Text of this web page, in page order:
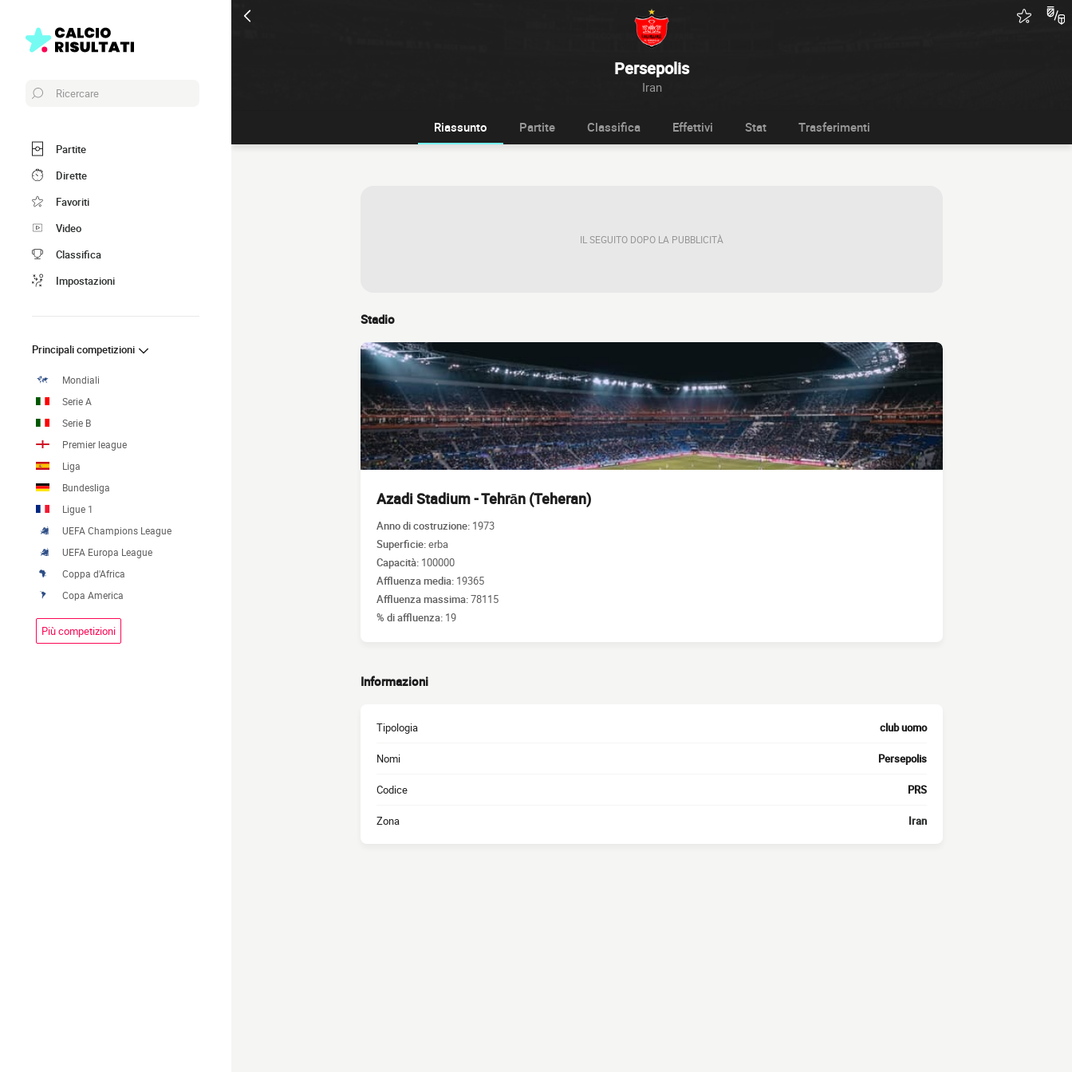
Persepolis
Iran
Ricercare
Partite
Dirette
Favoriti
Video
Classifica
Impostazioni
Principali competizioni
Mondiali
Serie A
Serie B
Premier league
Liga
Bundesliga
Ligue 1
UEFA Champions League
UEFA Europa League
Coppa d'Africa
Copa America
Più competizioni
Riassunto Partite Classifica Effettivi Stat Trasferimenti
IL SEGUITO DOPO LA PUBBLICITÀ
Stadio
Azadi Stadium - Tehrān (Teheran)
Anno di costruzione: 1973
Superficie:erba
Capacità: 100000
Affluenza media: 19365
Affluenza massima:78115
% di affluenza: 19
Informazioni
Tipologia club uomo
Nomi Persepolis
Codice PRS
Zona Iran